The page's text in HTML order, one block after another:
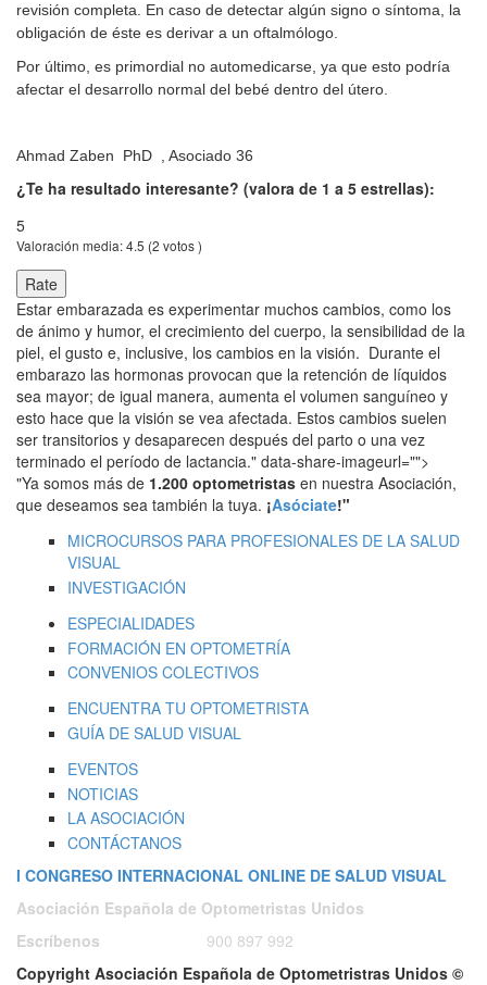
revisión completa. En caso de detectar algún signo o síntoma, la
obligación de éste es derivar a un oftalmólogo.
Por último, es primordial no automedicarse, ya que esto podría
afectar el desarrollo normal del bebé dentro del útero.
Ahmad Zaben PhD , Asociado 36
¿Te ha resultado interesante? (valora de 1 a 5 estrellas):
5
Valoración media:4.5 (2 votos )
Estar embarazada es experimentar muchos cambios, como los
de ánimo y humor, el crecimiento del cuerpo, la sensibilidad de la
piel, el gusto e, inclusive, los cambios en la visión. Durante el
embarazo las hormonas provocan que la retención de líquidos
sea mayor; de igual manera, aumenta el volumen sanguíneo y
esto hace que la visión se vea afectada. Estos cambios suelen
ser transitorios y desaparecen después del parto o una vez
terminado el período de lactancia." data-share-imageurl="">
"Ya somos más de 1.200 optometristas en nuestra Asociación,
que deseamos sea también la tuya. ¡Asóciate!"
MICROCURSOS PARA PROFESIONALES DE LA SALUD
VISUAL
INVESTIGACIÓN
ESPECIALIDADES
FORMACIÓN EN OPTOMETRÍA
CONVENIOS COLECTIVOS
ENCUENTRA TU OPTOMETRISTA
GUÍA DE SALUD VISUAL
EVENTOS
NOTICIAS
LA ASOCIACIÓN
CONTÁCTANOS
I CONGRESO INTERNACIONAL ONLINE DE SALUD VISUAL
Asociación Española de Optometristas Unidos
Escríbenos
900 897 992
Copyright Asociación Española de Optometristras Unidos ©